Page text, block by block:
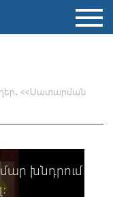
<<Սատարման
խնդրում